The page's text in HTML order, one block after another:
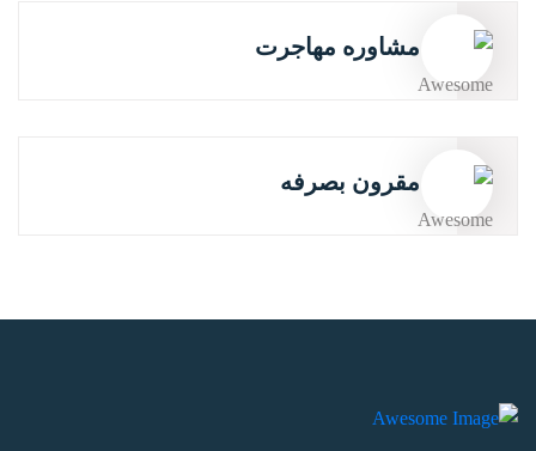
مشاوره مهاجرت
مقرون بصرفه